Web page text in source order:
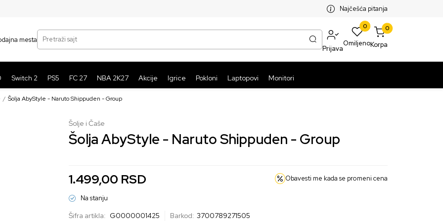
BESPLATNA ISPORUKA PAKETA PREKO 5999 RSDNajčešća pitanja
mesta
Pretraži sajt
Prijava
0
Omiljeno
0
Korpa
Switch 2 PS5 FC 27 NBA 2K27 Akcije Igrice Pokloni Laptopovi Monitori
Šolja AbyStyle - Naruto Shippuden - Group
Šolje i Čaše
Šolja AbyStyle - Naruto Shippuden - Group
1.499,00 RSD Obavesti me kada se promeni cena
Na stanju
Šifra artikla: G0000001425 Barkod: 3700789271505